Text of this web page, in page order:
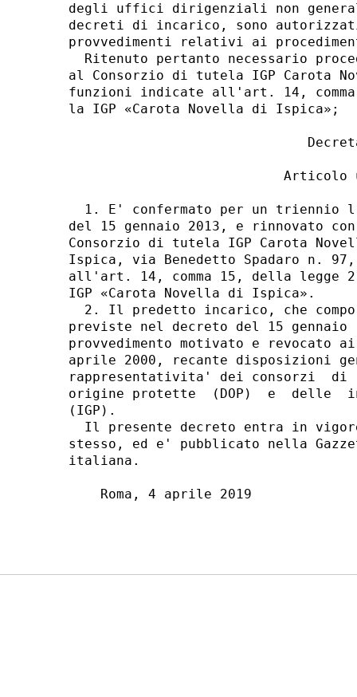
degli uffici dirigenziali non
decreti di incarico, sono
provvedimenti relativi ai
Ritenuto pertanto necessario
al Consorzio di tutela IGP Carota
funzioni indicate all'art. 14,
la IGP «Carota Novella di Ispica»;
1. E' confermato per un triennio
del 15 gennaio 2013, e rinnovato
Consorzio di tutela IGP Carota
Ispica, via Benedetto Spadaro n.
all'art. 14, comma 15, della legge
IGP «Carota Novella di Ispica».
2. Il predetto incarico, che
previste nel decreto del 15 gennaio
provvedimento motivato e
aprile 2000, recante
rappresentativita' dei consorzi
origine protette  (DOP)  e  delle
(IGP).
Il presente decreto entra in
stesso, ed e' pubblicato nella
italiana.
    Roma, 4 aprile 2019